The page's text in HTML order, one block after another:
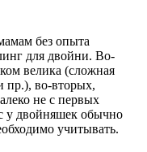
без опыта
для двойни. Во-
велика (сложная
пр.), во-вторых,
не с первых
у двойняшек обычно
учитывать.